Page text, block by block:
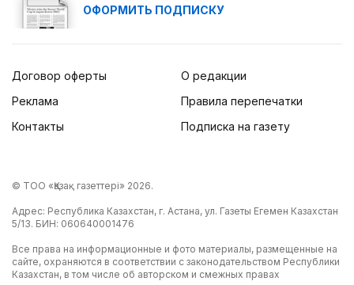
ОФОРМИТЬ ПОДПИСКУ
Договор оферты
Реклама
Контакты
О редакции
Правила перепечатки
Подписка на газету
© ТОО «Қазақ газеттері» 2026.
Адрес: Республика Казахстан, г. Астана, ул. Газеты Егемен Казахстан
5/13. БИН: 060640001476
Все права на информационные и фото материалы, размещенные на
сайте, охраняются в соответствии с законодательством Республики
Казахстан, в том числе об авторском и смежных правах